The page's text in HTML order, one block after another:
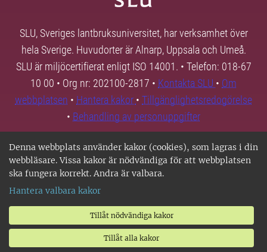
Denna webbplats använder kakor (cookies), som lagras i din
webbläsare. Vissa kakor är nödvändiga för att webbplatsen
ska fungera korrekt. Andra är valbara.
Hantera valbara kakor
Tillåt nödvändiga kakor
Tillåt alla kakor
SLU, Sveriges lantbruksuniversitet, har verksamhet över
hela Sverige. Huvudorter är Alnarp, Uppsala och Umeå.
SLU är miljöcertifierat enligt ISO 14001. • Telefon: 018-67
10 00 • Org nr: 202100-2817 • Kontakta SLU • Om
webbplatsen • Hantera kakor • Tillgänglighetsredogörelse
• Behandling av personuppgifter